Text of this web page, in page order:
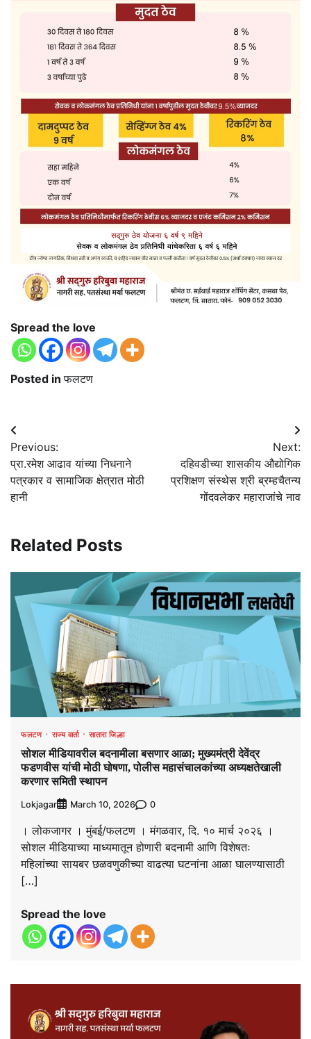
Spread the love
Posted inफलटण
Post
navigation
Previous:
प्रा.रमेश आढाव यांच्या निधनाने
पत्रकार व सामाजिक क्षेत्रात मोठी
हानी
Next:
दहिवडीच्या शासकीय औद्योगिक
प्रशिक्षण संस्थेस श्री ब्रम्हचैतन्य
गोंदवलेकर महाराजांचे नाव
Related Posts
फलटण राज्य वार्ता सातारा जिल्हा
सोशल मीडियावरील बदनामीला बसणार आळा; मुख्यमंत्री देवेंद्र
फडणवीस यांची मोठी घोषणा, पोलीस महासंचालकांच्या अध्यक्षतेखाली
करणार समिती स्थापन
Lokjagar March 10, 2026 0
। लोकजागर । मुंबई/फलटण । मंगळवार, दि. १० मार्च २०२६ ।
सोशल मीडियाच्या माध्यमातून होणारी बदनामी आणि विशेषतः
महिलांच्या सायबर छळवणुकीच्या वाढत्या घटनांना आळा घालण्यासाठी
[…]
Spread the love